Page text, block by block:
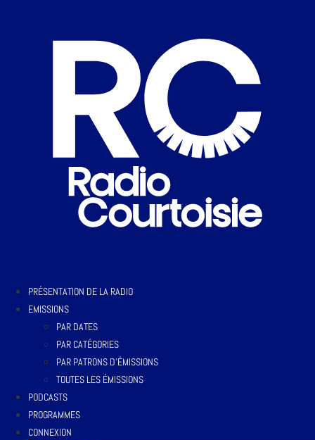
PRÉSENTATION DE LA RADIO
EMISSIONS
PAR DATES
PAR CATÉGORIES
PAR PATRONS D’ÉMISSIONS
TOUTES LES ÉMISSIONS
PODCASTS
PROGRAMMES
CONNEXION